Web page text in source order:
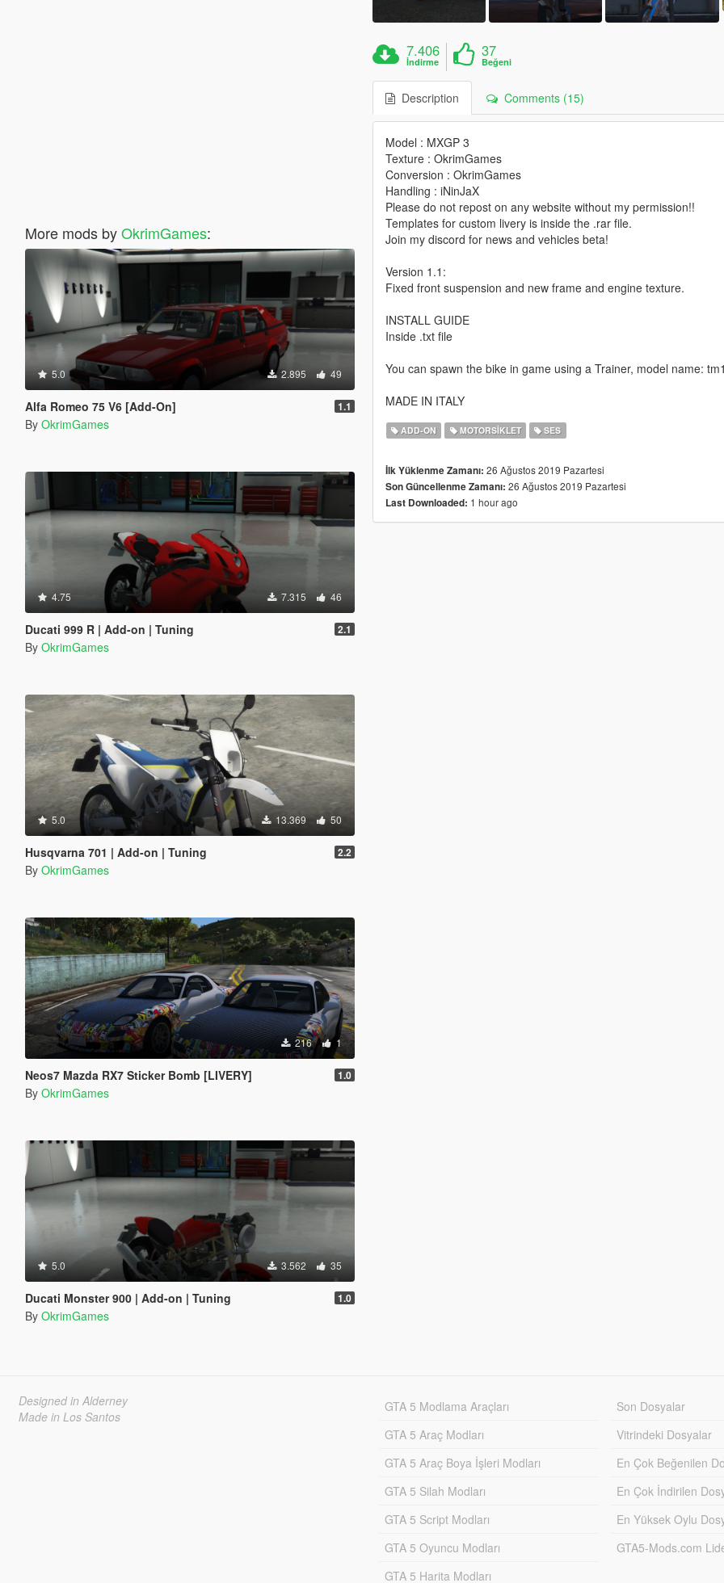
More mods byOkrimGames:
5.0 2.895 49
Alfa Romeo 75 V6 [Add-On] 1.1
By OkrimGames
4.75 7.315 46
Ducati 999 R | Add-on | Tuning 2.1
By OkrimGames
5.0 13.369 50
Husqvarna 701 | Add-on | Tuning 2.2
By OkrimGames
216 1
Neos7 Mazda RX7 Sticker Bomb [LIVERY] 1.0
By OkrimGames
5.0 3.562 35
Ducati Monster 900 | Add-on | Tuning 1.0
By OkrimGames
7.406
İndirme
37
Beğeni
Description Comments (15)
Model : MXGP 3
Texture : OkrimGames
Conversion : OkrimGames
Handling : iNinJaX
Please do not repost on any website without my permission!!
Templates for custom livery is inside the .rar file.
Join my discord for news and vehicles beta!
Version 1.1:
Fixed front suspension and new frame and engine texture.
INSTALL GUIDE
Inside .txt file
You can spawn the bike in game using a Trainer, model name:
MADE IN ITALY
ADD-ON MOTORSIKLET SES
İlk Yüklenme Zamanı: 26 Ağustos 2019 Pazartesi
Son Güncellenme Zamanı: 26 Ağustos 2019 Pazartesi
Last Downloaded: 1 hour ago
Designed in Alderney
Made in Los Santos
GTA 5 Modlama Araçları
GTA 5 Araç Modları
GTA 5 Araç Boya İşleri Modları
GTA 5 Silah Modları
GTA 5 Script Modları
GTA 5 Oyuncu Modları
GTA 5 Harita Modları
Son Dosyalar
Vitrindeki Dosyalar
En Çok Beğenilen
En Çok İndirilen
En Yüksek Oylu
GTA5-Mods.com